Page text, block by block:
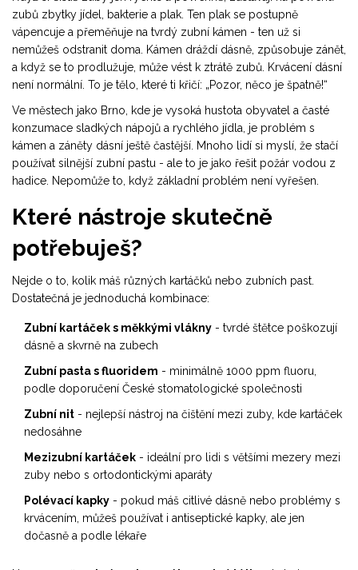
zubů zbytky jídel, bakterie a plak. Ten plak se postupně
vápencuje a přeměňuje na tvrdý zubní kámen - ten už si
nemůžeš odstranit doma. Kámen dráždí dásně, způsobuje zánět,
a když se to prodlužuje, může vést k ztrátě zubů. Krvácení dásní
není normální. To je tělo, které ti křičí: „Pozor, něco je špatně!“
Ve městech jako Brno, kde je vysoká hustota obyvatel a časté
konzumace sladkých nápojů a rychlého jídla, je problém s
kámen a záněty dásní ještě častější. Mnoho lidí si myslí, že stačí
používat silnější zubní pastu - ale to je jako řešit požár vodou z
hadice. Nepomůže to, když základní problém není vyřešen.
Které nástroje skutečně
potřebuješ?
Nejde o to, kolik máš různých kartáčků nebo zubních past.
Dostatečná je jednoduchá kombinace:
Zubní kartáček s měkkými vlákny - tvrdé štětce poškozují
dásně a skvrně na zubech
Zubní pasta s fluoridem - minimálně 1000 ppm fluoru,
podle doporučení České stomatologické společnosti
Zubní nit - nejlepší nástroj na čištění mezi zuby, kde kartáček
nedosáhne
Mezizubní kartáček - ideální pro lidi s většími mezery mezi
zuby nebo s ortodontickými aparáty
Polévací kapky - pokud máš citlivé dásně nebo problémy s
krvácením, můžeš používat i antiseptické kapky, ale jen
dočasně a podle lékaře